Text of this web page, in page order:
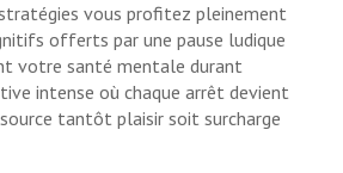
vous profitez pleinement
offerts par une pause ludique
votre santé mentale durant
intense où chaque arrêt devient
tantôt plaisir soit surcharge